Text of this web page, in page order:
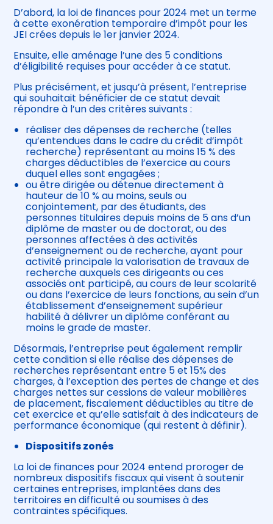
D’abord, la loi de finances pour 2024 met un terme
à cette exonération temporaire d’impôt pour les
JEI crées depuis le 1er janvier 2024.
Ensuite, elle aménage l’une des 5 conditions
d’éligibilité requises pour accéder à ce statut.
Plus précisément, et jusqu’à présent, l’entreprise
qui souhaitait bénéficier de ce statut devait
répondre à l’un des critères suivants :
réaliser des dépenses de recherche (telles
qu’entendues dans le cadre du crédit d’impôt
recherche) représentant au moins 15 % des
charges déductibles de l’exercice au cours
duquel elles sont engagées ;
ou être dirigée ou détenue directement à
hauteur de 10 % au moins, seuls ou
conjointement, par des étudiants, des
personnes titulaires depuis moins de 5 ans d’un
diplôme de master ou de doctorat, ou des
personnes affectées à des activités
d’enseignement ou de recherche, ayant pour
activité principale la valorisation de travaux de
recherche auxquels ces dirigeants ou ces
associés ont participé, au cours de leur scolarité
ou dans l’exercice de leurs fonctions, au sein d’un
établissement d’enseignement supérieur
habilité à délivrer un diplôme conférant au
moins le grade de master.
Désormais, l’entreprise peut également remplir
cette condition si elle réalise des dépenses de
recherches représentant entre 5 et 15% des
charges, à l’exception des pertes de change et des
charges nettes sur cessions de valeur mobilières
de placement, fiscalement déductibles au titre de
cet exercice et qu’elle satisfait à des indicateurs de
performance économique (qui restent à définir).
Dispositifs zonés
La loi de finances pour 2024 entend proroger de
nombreux dispositifs fiscaux qui visent à soutenir
certaines entreprises, implantées dans des
territoires en difficulté ou soumises à des
contraintes spécifiques.